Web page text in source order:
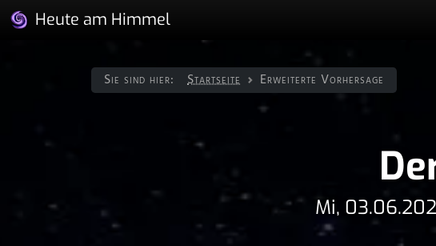
Heute am Himmel
Sie sind hier: Startseite Erweiterte Vorhersage
Mi,